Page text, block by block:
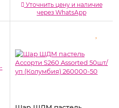
Уточнить цену и наличие
через WhatsApp